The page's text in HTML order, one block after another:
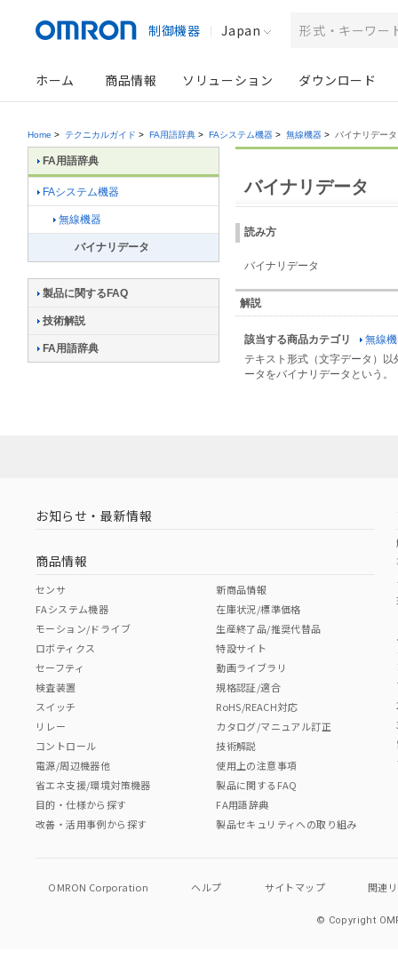
制御機器 Japan
ホーム 商品情報 ソリューション ダウンロード
Home > テクニカルガイド > FA用語辞典 > FAシステム機器 > 無線機器 > バイナリデータ
バイナリデータ
読み方
バイナリデータ
解説
該当する商品カテゴリ
無線
テキスト形式（文字データ）
ータをバイナリデータという。
FA用語辞典
FAシステム機器
無線機器
バイナリデータ
製品に関するFAQ
技術解説
FA用語辞典
お知らせ・最新情報
商品情報
センサ
FAシステム機器
モーション/ドライブ
ロボティクス
セーフティ
検査装置
スイッチ
リレー
コントロール
電源/周辺機器他
省エネ支援/環境対策機器
目的・仕様から探す
改善・活用事例から探す
新商品情報
在庫状況/標準価格
生産終了品/推奨代替品
特設サイト
動画ライブラリ
規格認証/適合
RoHS/REACH対応
カタログ/マニュアル訂正
技術解説
使用上の注意事項
製品に関するFAQ
FA用語辞典
製品セキュリティへの取り組み
OMRON Corporation ヘルプ サイトマップ 関連
© Copyright